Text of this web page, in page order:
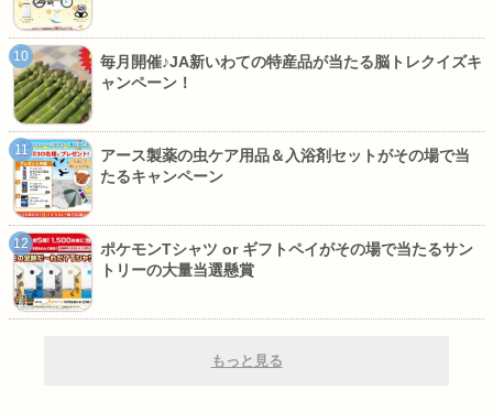
毎月開催♪JA新いわての特産品が当たる脳トレクイズキ
ャンペーン！
アース製薬の虫ケア用品＆入浴剤セットがその場で当
たるキャンペーン
ポケモンTシャツ or ギフトペイがその場で当たるサン
トリーの大量当選懸賞
もっと見る